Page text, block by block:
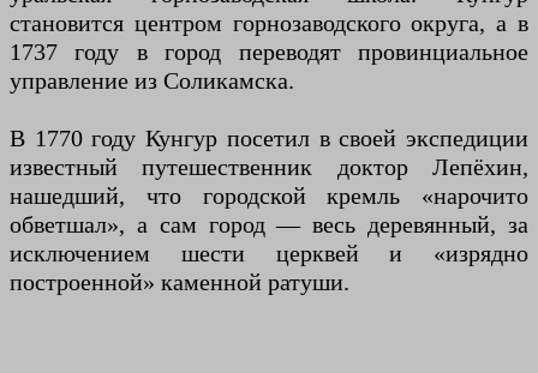
становится центром горнозаводского округа, а в
1737 году в город переводят провинциальное
управление из Соликамска.
В 1770 году Кунгур посетил в своей экспедиции
известный путешественник доктор Лепёхин,
нашедший, что городской кремль «нарочито
обветшал», а сам город — весь деревянный, за
исключением шести церквей и «изрядно
построенной» каменной ратуши.